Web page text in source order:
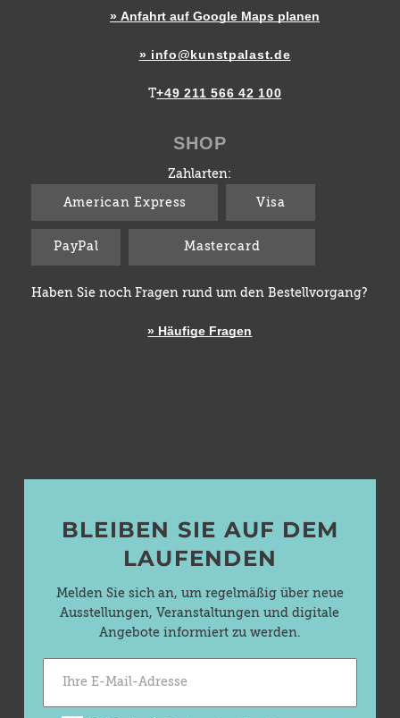
» Anfahrt auf Google Maps planen
» info@kunstpalast.de
T+49 211 566 42 100
SHOP
Zahlarten:
American Express Visa
PayPal Mastercard
Haben Sie noch Fragen rund um den Bestellvorgang?
» Häufige Fragen
BLEIBEN SIE AUF DEM
LAUFENDEN
Melden Sie sich an, um regelmäßig über neue
Ausstellungen, Veranstaltungen und digitale
Angebote informiert zu werden.